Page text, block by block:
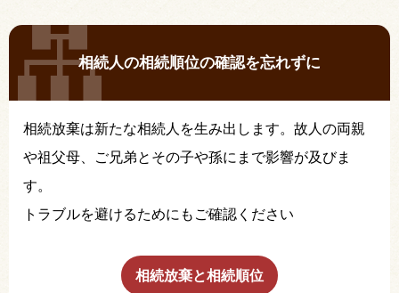
相続人の相続順位の確認を忘れずに
相続放棄は新たな相続人を生み出します。故人の両親
や祖父母、ご兄弟とその子や孫にまで影響が及びま
す。
トラブルを避けるためにもご確認ください
相続放棄と相続順位